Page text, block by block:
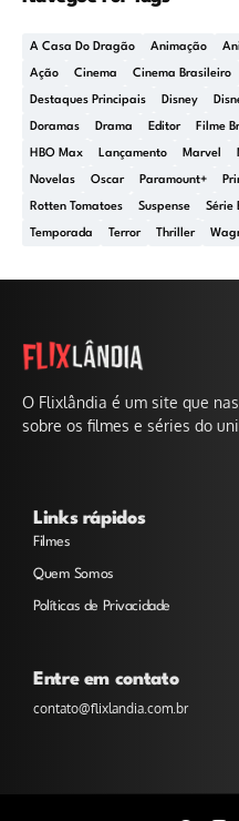
A Casa Do Dragão Animação
Ação Cinema Cinema Brasileiro
Destaques Principais Disney
Doramas Drama Editor Filme
HBO Max Lançamento Marvel
Novelas Oscar Paramount+
Rotten Tomatoes Suspense Série
Temporada Terror Thriller
O Flixlândia é um site que
sobre os filmes e séries do
Links rápidos
Filmes
Quem Somos
Políticas de Privacidade
Entre em contato
contato@flixlandia.com.br